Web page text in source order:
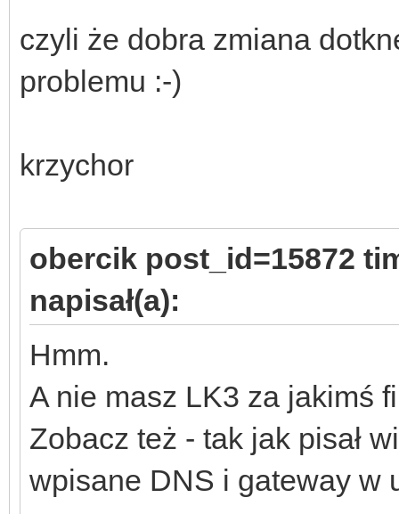
czyli że dobra zmiana
problemu :-)
krzychor
obercik post_id=15872
napisał(a):
Hmm.
A nie masz LK3 za jakimś
Zobacz też - tak jak pisał
wpisane DNS i gateway w